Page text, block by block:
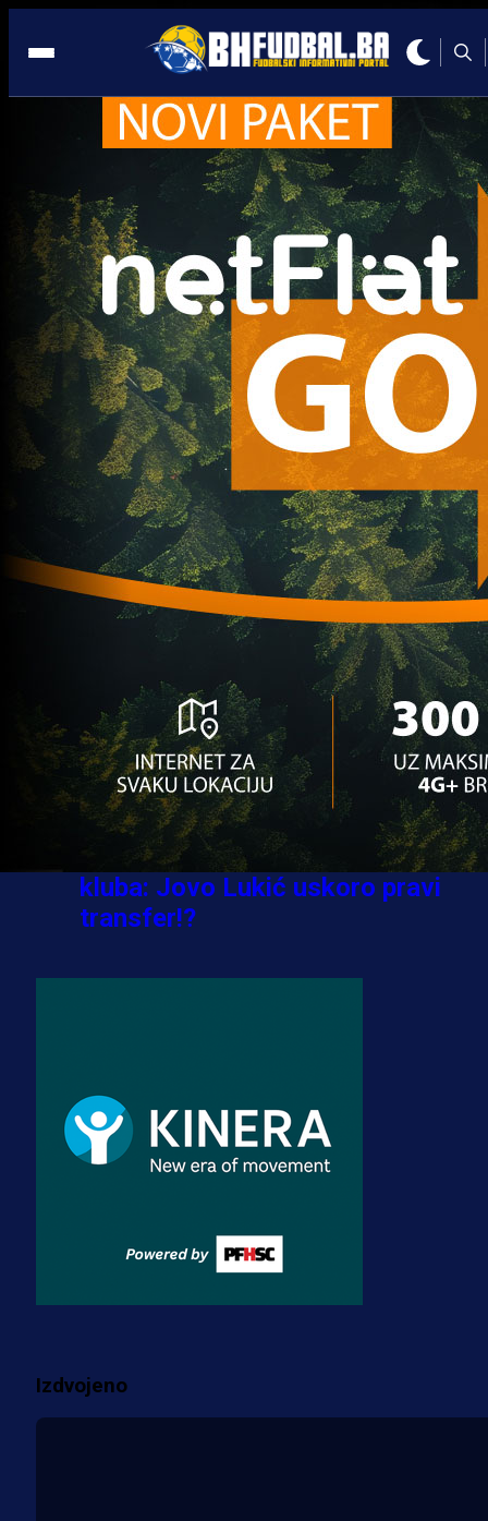
Asmir Begović
Trenutno nema novosti za navedeni tag.
Najčitanije Najnovije
A Selekcija
Sve je gotovo: Edin Džeko donio
odluku, evo gdje nastavlja
1 sedmica 4 dan
A Selekcija
Ovo niko nije očekivao: Nikola
Vasilj iznenadio izborom novog
kluba!
3 sedmica 5 dan
A Selekcija
Jovo Lukić ima novi klub: Trener
Cluja praktično potvrdio veliki
transfer!
3 dan 8 h
A Selekcija
Stigla potvrda od predsjednika
kluba: Jovo Lukić uskoro pravi
transfer!?
dres BiH!
3 sedmica 3 dan
Premijer liga BiH
za pranje novca, pretresaju
prostorije FK Borac!
Izdvojeno